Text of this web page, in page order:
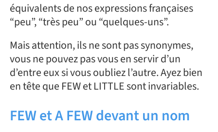
équivalents de nos expressions françaises
“peu”, “très peu” ou “quelques-uns”.
Mais attention, ils ne sont pas synonymes,
vous ne pouvez pas vous en servir d’un
d’entre eux si vous oubliez l’autre. Ayez bien
en tête que FEW et LITTLE sont invariables.
FEW et A FEW devant un nom